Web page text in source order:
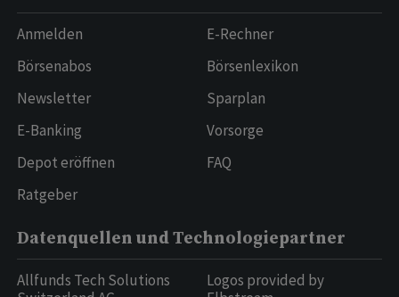
Anmelden
Börsenabos
Newsletter
E-Banking
Depot eröffnen
Ratgeber
E-Rechner
Börsenlexikon
Sparplan
Vorsorge
FAQ
Datenquellen und Technologiepartner
Allfunds Tech Solutions
Logos provided by